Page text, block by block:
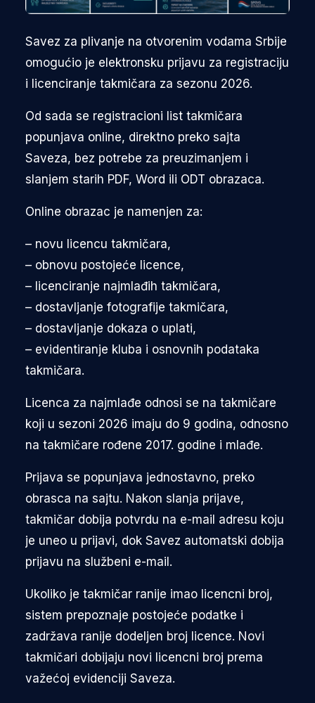
Savez za plivanje na otvorenim vodama Srbije
omogućio je elektronsku prijavu za registraciju
i licenciranje takmičara za sezonu 2026.
Od sada se registracioni list takmičara
popunjava online, direktno preko sajta
Saveza, bez potrebe za preuzimanjem i
slanjem starih PDF, Word ili ODT obrazaca.
Online obrazac je namenjen za:
– novu licencu takmičara,
– obnovu postojeće licence,
– licenciranje najmlađih takmičara,
– dostavljanje fotografije takmičara,
– dostavljanje dokaza o uplati,
– evidentiranje kluba i osnovnih podataka
takmičara.
Licenca za najmlađe odnosi se na takmičare
koji u sezoni 2026 imaju do 9 godina, odnosno
na takmičare rođene 2017. godine i mlađe.
Prijava se popunjava jednostavno, preko
obrasca na sajtu. Nakon slanja prijave,
takmičar dobija potvrdu na e-mail adresu koju
je uneo u prijavi, dok Savez automatski dobija
prijavu na službeni e-mail.
Ukoliko je takmičar ranije imao licencni broj,
sistem prepoznaje postojeće podatke i
zadržava ranije dodeljen broj licence. Novi
takmičari dobijaju novi licencni broj prema
važećoj evidenciji Saveza.